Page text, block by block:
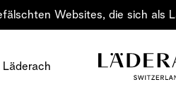
Websites, die sich als